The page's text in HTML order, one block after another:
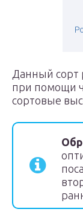
Данный сорт
при помощи
сортовые